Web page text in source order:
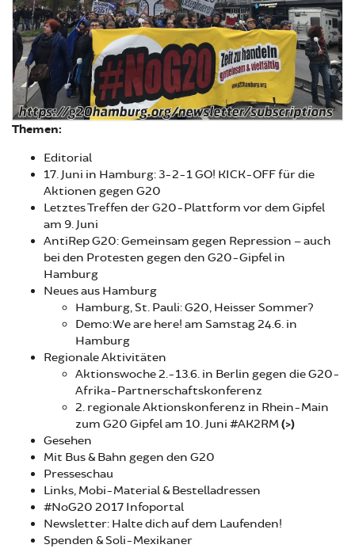
Themen:
Editorial
17. Juni in Hamburg: 3-2-1 GO! KICK-OFF für die
Aktionen gegen G20
Letztes Treffen der G20-Plattform vor dem Gipfel
am 9. Juni
AntiRep G20: Gemeinsam gegen Repression – auch
bei den Protesten gegen den G20-Gipfel in
Hamburg
Neues aus Hamburg
Hamburg, St. Pauli: G20, Heisser Sommer?
Demo: We are here! am Samstag 24.6. in
Hamburg
Regionale Aktivitäten
Aktionswoche 2.-13.6. in Berlin gegen die G20-
Afrika-Partnerschaftskonferenz
2. regionale Aktionskonferenz in Rhein-Main
zum G20 Gipfel am 10. Juni #AK2RM (>)
Gesehen
Mit Bus & Bahn gegen den G20
Presseschau
Links, Mobi-Material & Bestelladressen
#NoG20 2017 Infoportal
Newsletter: Halte dich auf dem Laufenden!
Spenden & Soli-Mexikaner